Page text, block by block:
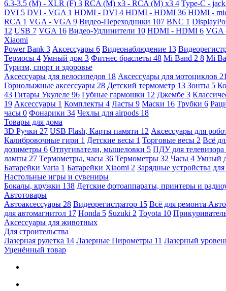
6.3-3.5 (M) - XLR (F) 3 RCA (M) x3 - RCA (M) x3 4 Type-C -
DVI 5 DVI - VGA 1 HDMI - DVI 4 HDMI - HDMI 36 HDMI -
RCA 1 VGA - VGA 9 Видео-Переходники 107 BNC 1
12 USB 7 VGA 16 Видео-Удлинители 10 HDMI - HDMI 6 VGA
Xiaomi
Power Bank 3 Аксессуары 6 Видеонаблюдение 13
Термосы 4 Умный дом 3 Фитнес браслеты 48 Mi Band 2 8 Mi
Туризм, спорт и здоровье
Аксессуары для велосипедов 18 Аксессуары для мотоциклов
Горнолыжные аксессуары 28 Детский термометр 13 Зонты 5
43 Гитары Укулеле 96 Губные гармошки 12 Джембе 3
19 Аксессуары 1 Комплекты 4 Ласты 9 Маски 16 Трубки 6
часы 0 Фонарики 34 Чехлы для airpods 18
Товары для дома
3D Ручки 27 USB Flash, Карты памяти 12 Аксессуары для
Калибровочные гири 1 Детские весы 1 Торговые весы 2 Всё
дозиметры 6 Отпугиватели, мышеловки 5 ПДУ для телевизора
лампы 27 Термометры, часы 36 Термометры 32 Часы 4 Умный
Батарейки Varta 1 Батарейки Xiaomi 2 Зарядные устройства
Настольные игры и сувениры
Бокалы, кружки 138 Детские фотоаппараты, принтеры и
Автотовары
Автоаксессуары 28 Видеорегистратор 15 Всё для ремонта
для автомагнитол 17 Honda 5 Suzuki 2 Toyota 10
Аксессуары для животных
Для строительства
Лазерная рулетка 14 Лазерные Пирометры 11 Лазерный
Уценённый товар